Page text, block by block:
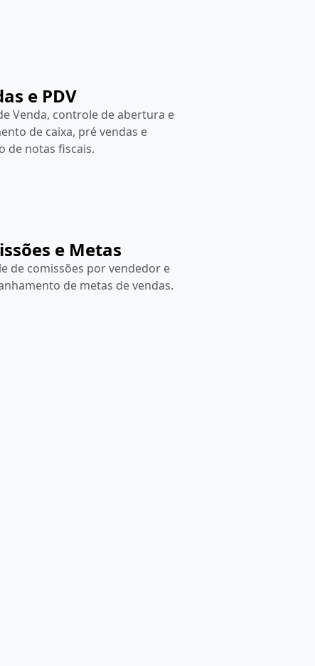
e PDV
Venda, controle de abertura e
de caixa, pré vendas e
de notas fiscais.
e Metas
de comissões por vendedor e
de metas de vendas.